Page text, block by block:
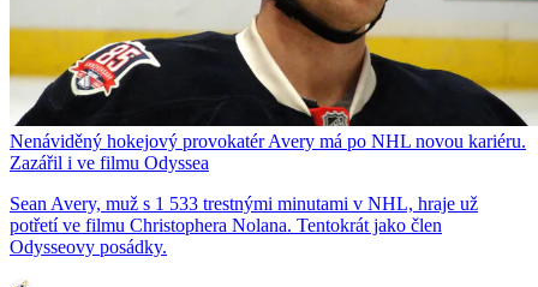
Nenáviděný hokejový provokatér Avery má po NHL novou kariéru.
Zazářil i ve filmu Odyssea
Sean Avery, muž s 1 533 trestnými minutami v NHL, hraje už
potřetí ve filmu Christophera Nolana. Tentokrát jako člen
Odysseovy posádky.